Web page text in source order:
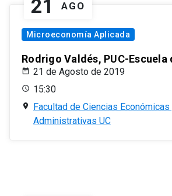
21 AGO
Microeconomía Aplicada
Rodrigo Valdés, PUC-Escuela
21 de Agosto de 2019
15:30
Facultad de Ciencias Económicas
Administrativas UC